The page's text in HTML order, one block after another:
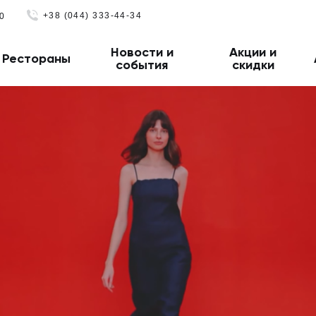
+38 (044) 333-44-34
Рестораны
Новости и
события
Акции и
скидки